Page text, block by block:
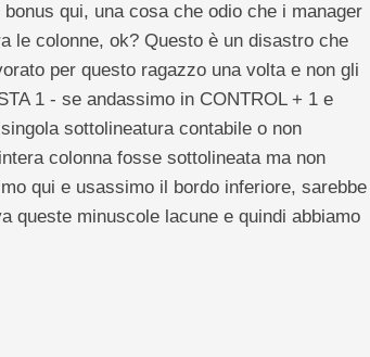
qui, una cosa che odio che i manager
le colonne, ok? Questo è un disastro che
per questo ragazzo una volta e non gli
1 - se andassimo in CONTROL + 1 e
sottolineatura contabile o non
colonna fosse sottolineata ma non
qui e usassimo il bordo inferiore, sarebbe
queste minuscole lacune e quindi abbiamo